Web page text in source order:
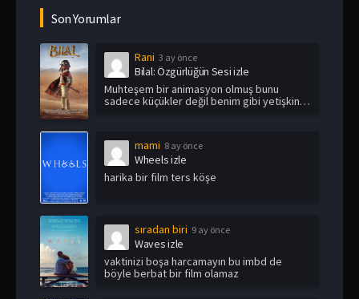
Son Yorumlar
Rani 3 ay önce
Bilal: Özgürlüğün Sesi izle
Muhteşem bir animasyon olmuş bunu
sadece küçükler değil benim gibi yetişkin
mami 8 ay önce
Wheels izle
harika bir film ters köşe
sıradan biri 9 ay önce
Waves izle
vaktinizi boşa harcamayın bu imbd de
böyle berbat bir film olamaz